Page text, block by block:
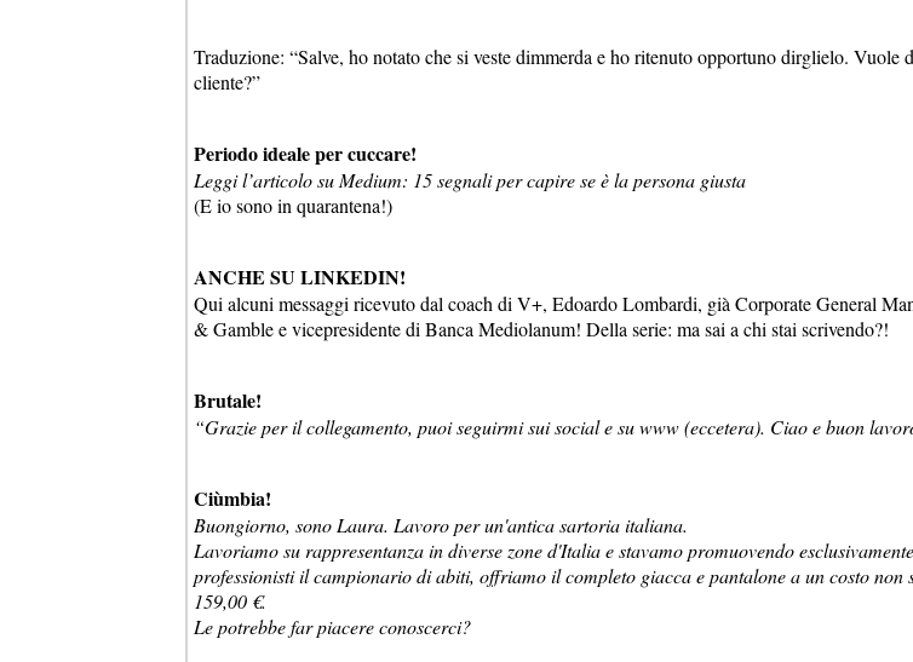
Traduzione: “Salve, ho notato che si veste dimmerda e ho ritenuto opportuno dirglielo. Vuole
cliente?”
Periodo ideale per cuccare!
Leggi l’articolo su Medium: 15 segnali per capire se è la persona giusta
(E io sono in quarantena!)
ANCHE SU LINKEDIN!
Qui alcuni messaggi ricevuto dal coach di V+, Edoardo Lombardi, già Corporate General
& Gamble e vicepresidente di Banca Mediolanum! Della serie: ma sai a chi stai scrivendo?!
Brutale!
“Grazie per il collegamento, puoi seguirmi sui social e su www (eccetera). Ciao e buon
Ciùmbia!
Buongiorno, sono Laura. Lavoro per un'antica sartoria italiana.
Lavoriamo su rappresentanza in diverse zone d'Italia e stavamo promuovendo
professionisti il campionario di abiti, offriamo il completo giacca e pantalone a un costo non
159,00 €.
Le potrebbe far piacere conoscerci?